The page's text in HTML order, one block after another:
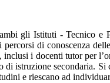
gli Istituti - Tecnico e
percorsi di conoscenza
i docenti tutor per
di istruzione secondaria.
e riescano ad